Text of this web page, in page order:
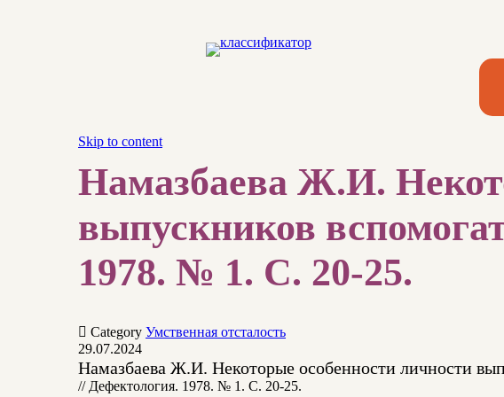
Skip to content
Намазбаева Ж.И.
выпускников
1978. № 1. С. 20-25.
 Category Умственная отсталость
29.07.2024
Намазбаева Ж.И. Некоторые особенности личности
// Дефектология. 1978. № 1. С. 20-25.